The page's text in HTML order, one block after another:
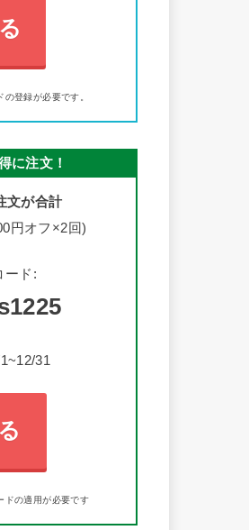
登録が必要です。
に注文！
文が合計
円オフ×2回)
ード:
31
ドの適用が必要です